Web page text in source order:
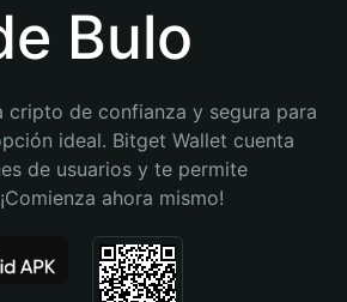
Bulo
cripto de confianza y segura para
ideal. Bitget Wallet cuenta
de usuarios y te permite
ahora mismo!